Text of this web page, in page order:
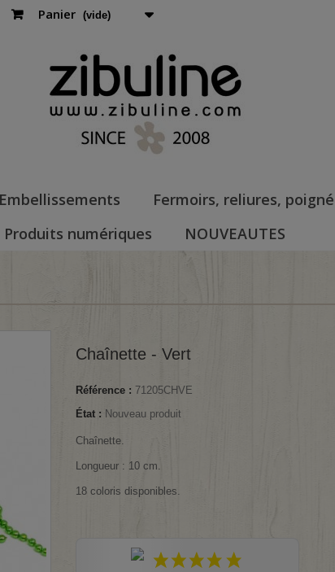
Panier (vide)
Embellissements Fermoirs, reliures,
Produits numériques
NOUVEAUTES
Chaînette - Vert
Référence : 71205CHVE
État : Nouveau produit
Chaînette.
Longueur : 10 cm.
18 coloris disponibles.